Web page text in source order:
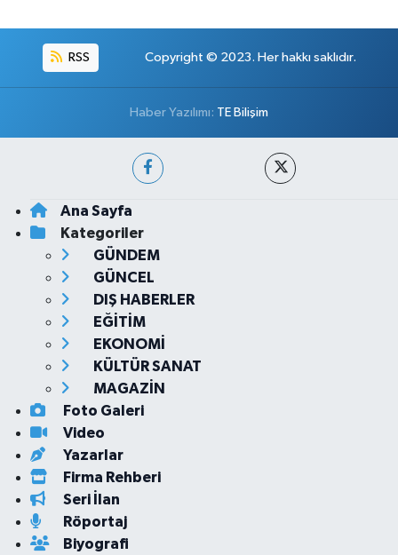
RSS Copyright © 2023. Her hakkı saklıdır.
Haber Yazılımı: TE Bilişim
Ana Sayfa
Kategoriler
GÜNDEM
GÜNCEL
DIŞ HABERLER
EĞİTİM
EKONOMİ
KÜLTÜR SANAT
MAGAZİN
Foto Galeri
Video
Yazarlar
Firma Rehberi
Seri İlan
Röportaj
Biyografi